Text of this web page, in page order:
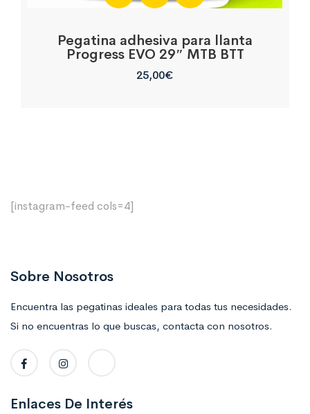
Pegatina adhesiva para llanta
Progress EVO 29″ MTB BTT
25,00€
[instagram-feed cols=4]
Sobre Nosotros
Encuentra las pegatinas ideales para todas tus necesidades.
Si no encuentras lo que buscas, contacta con nosotros.
Enlaces De Interés